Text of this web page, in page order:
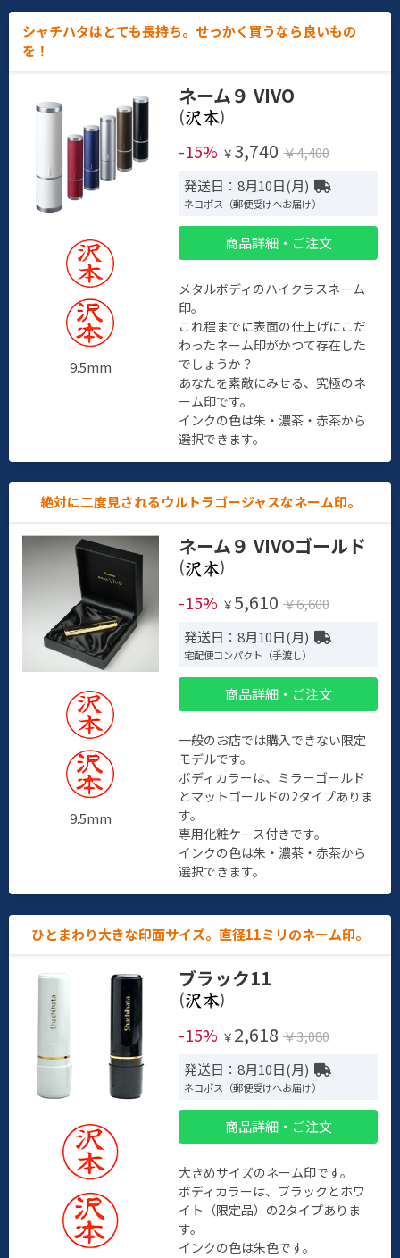
シャチハタはとても長持ち。せっかく買うなら良いもの
を！
9.5mm
ネーム９ VIVO
(
)
-15% ￥ 3,740 ￥4,400
発送日：8月10日(月)
ネコポス（郵便受けへお届け）
商品詳細・ご注文
メタルボディのハイクラスネーム
印。
これ程までに表面の仕上げにこだ
わったネーム印がかつて存在した
でしょうか？
あなたを素敵にみせる、究極のネ
ーム印です。
インクの色は朱・濃茶・赤茶から
選択できます。
絶対に二度見されるウルトラゴージャスなネーム印。
9.5mm
ネーム９ VIVOゴールド
(
)
-15% ￥ 5,610 ￥6,600
発送日：8月10日(月)
宅配便コンパクト（手渡し）
商品詳細・ご注文
一般のお店では購入できない限定
モデルです。
ボディカラーは、ミラーゴールド
とマットゴールドの2タイプありま
す。
専用化粧ケース付きです。
インクの色は朱・濃茶・赤茶から
選択できます。
ひとまわり大きな印面サイズ。直径11ミリのネーム印。
ブラック11
(
)
-15% ￥ 2,618 ￥3,080
発送日：8月10日(月)
ネコポス（郵便受けへお届け）
商品詳細・ご注文
大きめサイズのネーム印です。
ボディカラーは、ブラックとホワ
イト（限定品）の2タイプありま
す。
インクの色は朱色です。